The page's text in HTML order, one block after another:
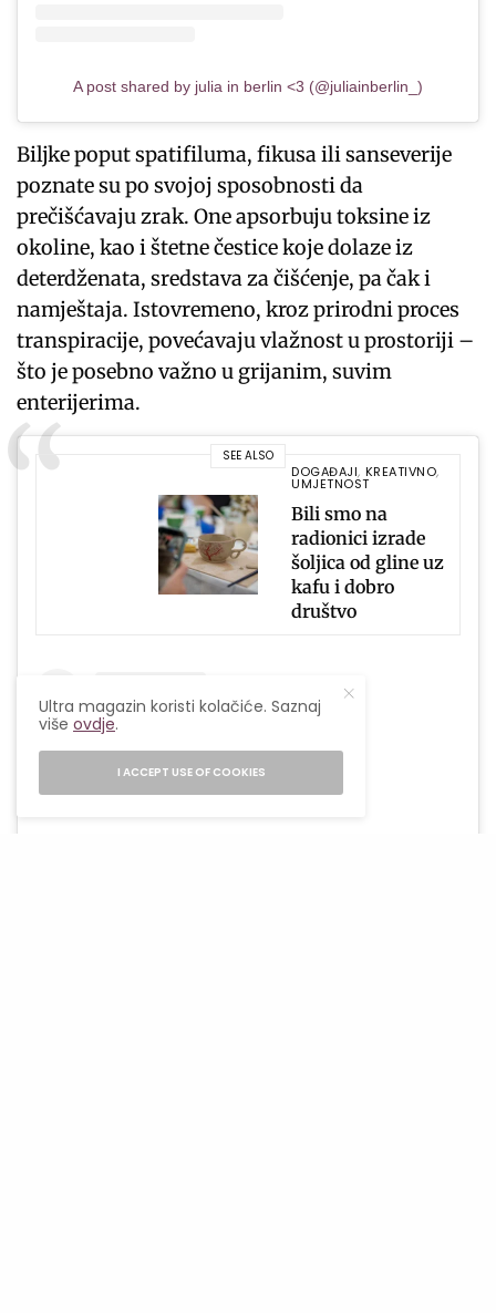
A post shared by julia in berlin <3 (@juliainberlin_)
Biljke poput spatifiluma, fikusa ili sanseverije
poznate su po svojoj sposobnosti da
prečišćavaju zrak. One apsorbuju toksine iz
okoline, kao i štetne čestice koje dolaze iz
deterdženata, sredstava za čišćenje, pa čak i
namještaja. Istovremeno, kroz prirodni proces
transpiracije, povećavaju vlažnost u prostoriji –
što je posebno važno u grijanim, suvim
enterijerima.
SEE ALSO
DOGAĐAJI, KREATIVNO,
UMJETNOST
Bili smo na
radionici izrade
šoljica od gline uz
kafu i dobro
društvo
Ultra magazin koristi kolačiće. Saznaj
višeovdje.
I ACCEPT USE OF COOKIES